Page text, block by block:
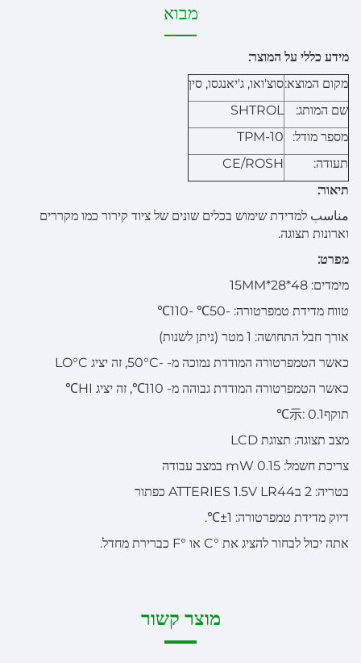
מבוא
מידע כללי על המוצר:
מקום המוצא:סוצ'ואו, ג'יאנגסו, סין
שם המותג:
SHTROL
מספר מודל:
TPM-10
תעודה:
CE/ROSH
תיאור:
مناسب למדידת שימוש בכלים שונים של ציוד קירור כמו מקררים
וארונות תצוגה.
מפרט:
מימדים: 48*28*15MM
טווח מדידת טמפרטורה: -50℃ -110℃
אורך חבל התחושה: 1 מטר (ניתן לשנות)
כאשר הטמפרטורה המודדת נמוכה מ- -50°C, זה יציג LO°C
כאשר הטמפרטורה המודדת גבוהה מ- 110℃, זה יציג HI℃
תוקף示: 0.1℃
מצב תצוגה: תצוגת LCD
צריכת חשמל: 0.15 mW במצב עבודה
בטריה: 2 בATTERIES 1.5V LR44 כפתור
דיוק מדידת טמפרטורה: ±1℃.
אתה יכול לבחור להציג את °C או °F כברירת מחדל.
מוצר קשור